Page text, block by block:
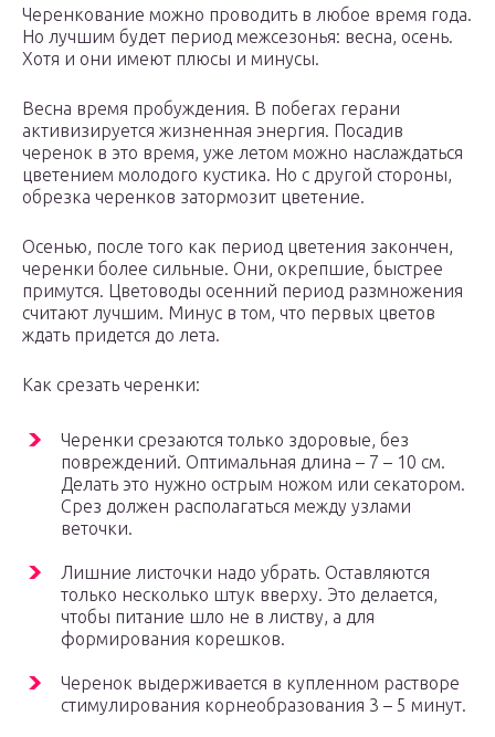
Черенкование можно проводить в любое время года.
Но лучшим будет период межсезонья: весна, осень.
Хотя и они имеют плюсы и минусы.
Весна время пробуждения. В побегах герани
активизируется жизненная энергия. Посадив
черенок в это время, уже летом можно наслаждаться
цветением молодого кустика. Но с другой стороны,
обрезка черенков затормозит цветение.
Осенью, после того как период цветения закончен,
черенки более сильные. Они, окрепшие, быстрее
примутся. Цветоводы осенний период размножения
считают лучшим. Минус в том, что первых цветов
ждать придется до лета.
Как срезать черенки:
Черенки срезаются только здоровые, без
повреждений. Оптимальная длина – 7 – 10 см.
Делать это нужно острым ножом или секатором.
Срез должен располагаться между узлами
веточки.
Лишние листочки надо убрать. Оставляются
только несколько штук вверху. Это делается,
чтобы питание шло не в листву, а для
формирования корешков.
Черенок выдерживается в купленном растворе
стимулирования корнеобразования 3 – 5 минут.